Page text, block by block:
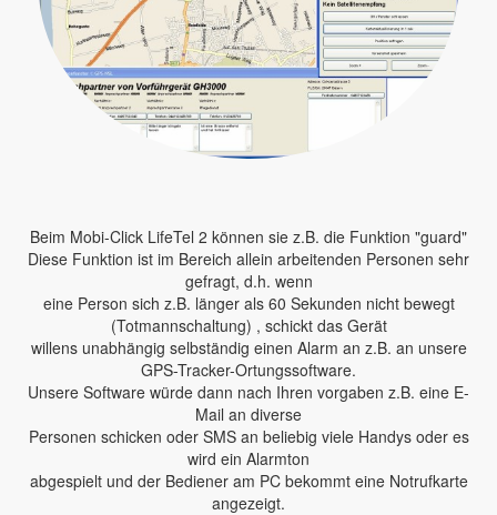
Beim Mobi-Click LifeTel 2 können sie z.B. die Funktion "guard"
Diese Funktion ist im Bereich allein arbeitenden Personen sehr
gefragt, d.h. wenn
eine Person sich z.B. länger als 60 Sekunden nicht bewegt
(Totmannschaltung) , schickt das Gerät
willens unabhängig selbständig einen Alarm an z.B. an unsere
GPS-Tracker-Ortungssoftware.
Unsere Software würde dann nach Ihren vorgaben z.B. eine E-
Mail an diverse
Personen schicken oder SMS an beliebig viele Handys oder es
wird ein Alarmton
abgespielt und der Bediener am PC bekommt eine Notrufkarte
angezeigt.